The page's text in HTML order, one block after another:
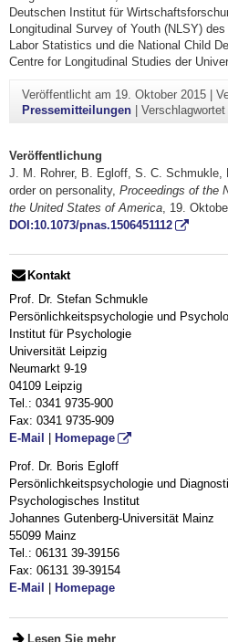
Deutschen Institut für
Longitudinal Survey of Youth (NLSY)
Labor Statistics und die National Child
Centre for Longitudinal Studies der
Veröffentlicht am 19. Oktober 2015|
Pressemitteilungen| Verschlagwortet
Veröffentlichung
J. M. Rohrer, B. Egloff, S. C.
order on personality, Proceedings of the
the United States of America , 19.
DOI:10.1073/pnas.1506451112
Kontakt
Prof. Dr. Stefan Schmukle
Persönlichkeitspsychologie und
Institut für Psychologie
Universität Leipzig
Neumarkt 9-19
04109 Leipzig
Tel.: 0341 9735-900
Fax: 0341 9735-909
E-Mail | Homepage
Prof. Dr. Boris Egloff
Persönlichkeitspsychologie und
Psychologisches Institut
Johannes Gutenberg-Universität Mainz
55099 Mainz
Tel.: 06131 39-39156
Fax: 06131 39-39154
E-Mail
Homepage
Lesen Sie mehr